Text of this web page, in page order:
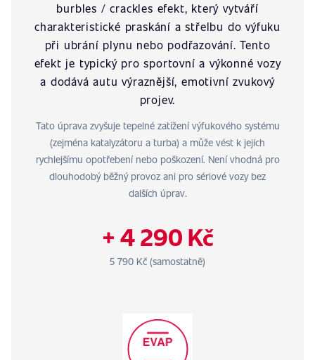
burbles / crackles efekt, který vytváří
charakteristické praskání a střelbu do výfuku
při ubrání plynu nebo podřazování. Tento
efekt je typický pro sportovní a výkonné vozy
a dodává autu výraznější, emotivní zvukový
projev.
Tato úprava zvyšuje tepelné zatížení výfukového systému
(zejména katalyzátoru a turba) a může vést k jejich
rychlejšímu opotřebení nebo poškození. Není vhodná pro
dlouhodobý běžný provoz ani pro sériové vozy bez
dalších úprav.
+ 4 290 Kč
5 790 Kč (samostatně)